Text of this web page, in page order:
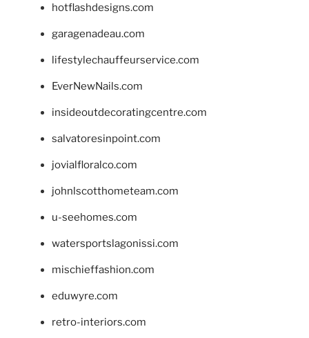
hotflashdesigns.com
garagenadeau.com
lifestylechauffeurservice.com
EverNewNails.com
insideoutdecoratingcentre.com
salvatoresinpoint.com
jovialfloralco.com
johnlscotthometeam.com
u-seehomes.com
watersportslagonissi.com
mischieffashion.com
eduwyre.com
retro-interiors.com